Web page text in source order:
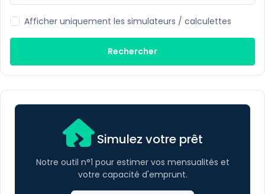
Afficher uniquement les simulateurs / calculettes
Rechercher
Simulez votre prêt
Notre outil n°1 pour estimer vos mensualités et
votre capacité d'emprunt.